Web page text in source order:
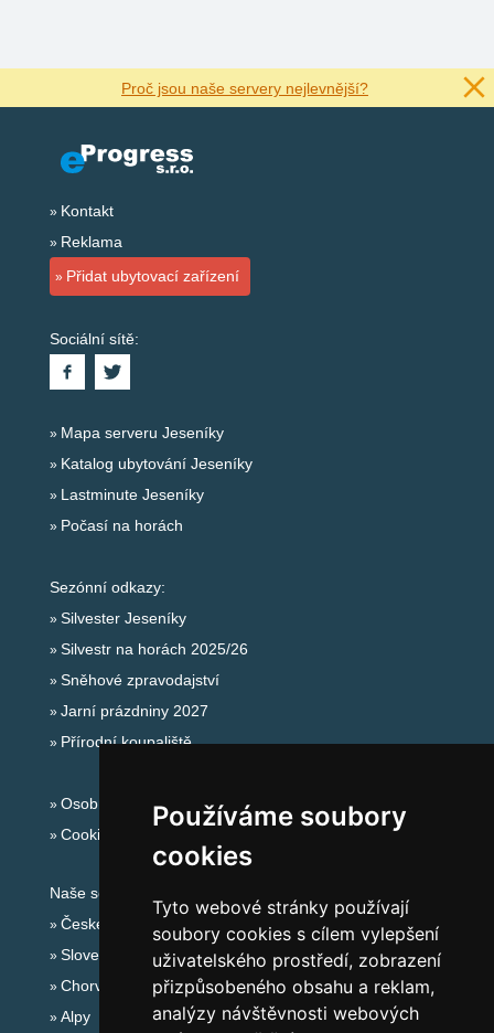
Používáme soubory
cookies
Tyto webové stránky používají
soubory cookies s cílem vylepšení
uživatelského prostředí, zobrazení
přizpůsobeného obsahu a reklam,
analýzy návštěvnosti webových
Proč jsou naše servery nejlevnější?
Kontakt
Reklama
Přidat ubytovací zařízení
Sociální sítě:
Mapa serveru Jeseníky
Katalog ubytování Jeseníky
Lastminute Jeseníky
Počasí na horách
Sezónní odkazy:
Silvester Jeseníky
Silvestr na horách 2025/26
Sněhové zpravodajství
Jarní prázdniny 2027
Přírodní koupaliště
Osobní údaje
Cookies
Naše servery:
České hory
Slovenské hory
Chorvatsko
Alpy